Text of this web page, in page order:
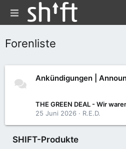
Forenliste
Ankündigungen |
25 Juni 2026
R.E.D.
SHIFT-Produkte